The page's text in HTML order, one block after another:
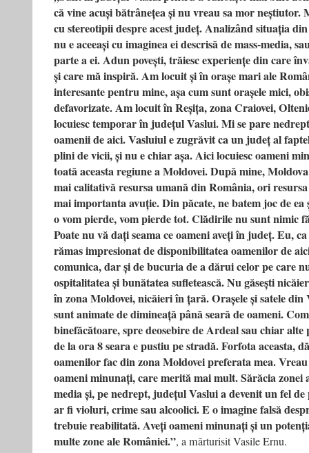
că vine acuși bătrânețea și nu vreau sa mor neștiutor.
cu stereotipii despre acest județ. Analizând situația
nu e aceeași cu imaginea ei descrisă de mass-media,
parte a ei. Adun povești, trăiesc experiențe din care
și care mă inspiră. Am locuit și în orașe mari ale
interesante pentru mine, așa cum sunt orașele mici,
defavorizate. Am locuit în Reșița, zona Craiovei,
locuiesc temporar în județul Vaslui. Mi se pare
oamenii de aici. Vasluiul e zugrăvit ca un județ al
plini de vicii, și nu e chiar așa. Aici locuiesc oameni
toată aceasta regiune a Moldovei. După mine,
mai calitativă resursa umană din România, ori
mai importanta avuție. Din păcate, ne batem joc de ea
o vom pierde, vom pierde tot. Clădirile nu sunt nimic
Poate nu vă dați seama ce oameni aveți în județ. Eu,
rămas impresionat de disponibilitatea oamenilor de
comunica, dar și de bucuria de a dărui celor pe care
ospitalitatea și bunătatea sufletească. Nu găsești
în zona Moldovei, nicăieri în țară. Orașele și satele
sunt animate de dimineață până seară de oameni.
binefăcătoare, spre deosebire de Ardeal sau chiar
de la ora 8 seara e pustiu pe stradă. Forfota aceasta,
oamenilor fac din zona Moldovei preferata mea.
oameni minunați, care merită mai mult. Sărăcia zonei
media și, pe nedrept, județul Vaslui a devenit un fel
ar fi violuri, crime sau alcoolici. E o imagine falsă
trebuie reabilitată. Aveți oameni minunați și un
multe zone ale României.”, a mărturisit Vasile Ernu.